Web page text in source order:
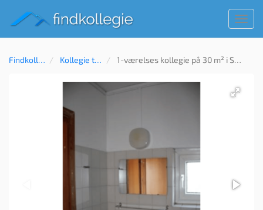
Findkollegie Kollegie til leje 1-værelses kollegie på 30 m² i Sønderborg